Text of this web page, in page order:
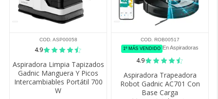
COD. ASP00058
4.9
Aspiradora Limpia Tapizados
Gadnic Manguera Y Picos
Intercambiables Portátil 700
W
COD. ROB00517
1º MÁS VENDIDO En Aspiradoras
4.9
Aspiradora Trapeadora
Robot Gadnic AC701 Con
Base Carga